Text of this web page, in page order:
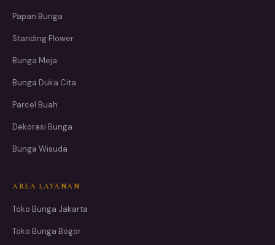
Papan Bunga
Standing Flower
Bunga Meja
Bunga Duka Cita
Parcel Buah
Dekorasi Bunga
Bunga Wisuda
AREA LAYANAN
Toko Bunga Jakarta
Toko Bunga Bogor